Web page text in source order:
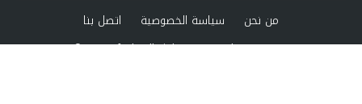
من نحن
سياسة الخصوصية اتصل بنا
©2024 tafsela All Rights Reserved.